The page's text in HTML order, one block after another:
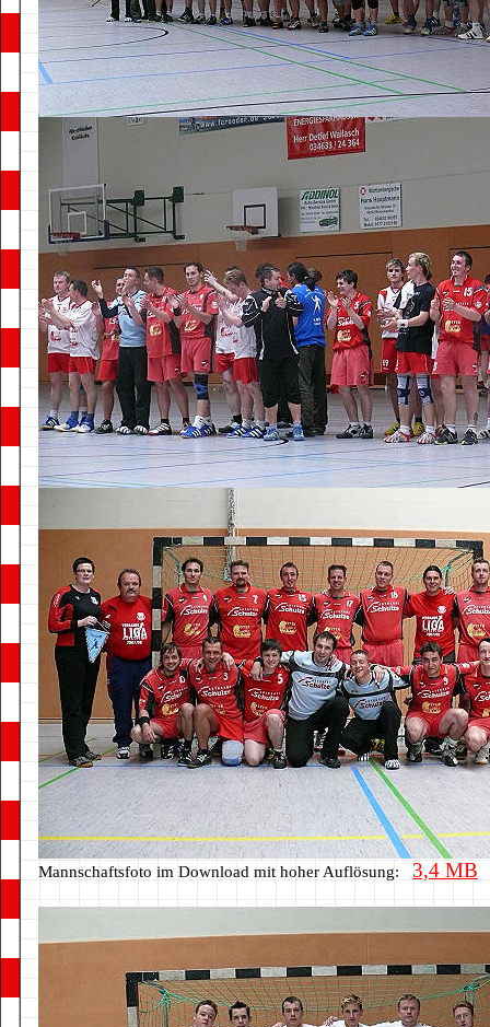
Mannschaftsfoto im Download mit hoher Auflösung: 3,4 MB